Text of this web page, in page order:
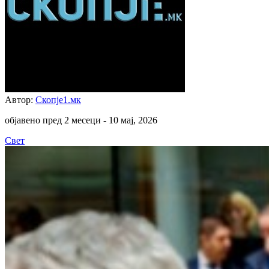
Автор: Скопје1.мк
објавено пред 2 месеци - 10 мај, 2026
Свет